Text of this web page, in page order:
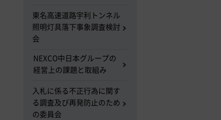
東名高速道路宇利トンネル
照明灯具落下事象調査検討
会
NEXCO中日本グループの
経営上の課題と取組み
入札に係る不正行為に関す
る調査及び再発防止のため
の委員会